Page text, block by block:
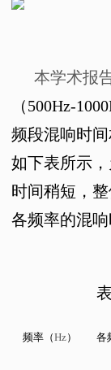
本学术报
（500Hz-
频段混响时
如下表所示
时间稍短，
各频率的混
表
频率（Hz） 各